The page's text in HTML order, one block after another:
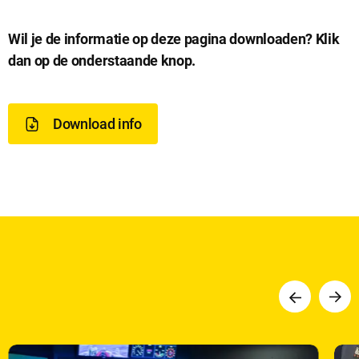
D
w
n
i
Wil je de informatie op deze pagina downloaden? Klik
dan op de onderstaande knop.
Download info
Vorige